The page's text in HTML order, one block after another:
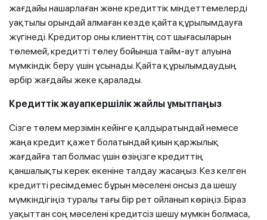
жағдайы нашарлаған және кредиттік міндеттемелерді
уақтылы орындай алмаған кезде қайта құрылымдауға
жүгінеді. Кредитор оны клиенттің сот шығасыларын
төлемей, кредитті төлеу бойынша тайм-аут алуына
мүмкіндік беру үшін ұсынады. Қайта құрылымдаудың
әрбір жағдайы жеке қаралады.
Кредиттік жауапкершілік жайлы ұмытпаңыз
Сізге төлем мерзімін кейінге қалдыратындай немесе
жаңа кредит қажет болатындай қиын қаржылық
жағдайға тап болмас үшін өзіңізге кредиттің
қаншалықты керек екеніне талдау жасаңыз. Кез келген
кредитті ресімдемес бұрын мәселені онсыз да шешу
мүмкіндігіңіз туралы тағы бір рет ойланып көріңіз. Біраз
уақыттан соң мәселені кредитсіз шешу мүмкін болмаса,